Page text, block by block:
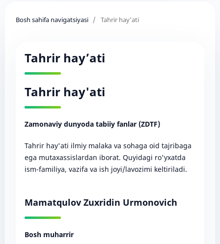
Bosh sahifa navigatsiyasi / Tahrir hay’ati
Tahrir hay’ati
Tahrir hay'ati
Zamonaviy dunyoda tabiiy fanlar (ZDTF)
Tahrir hay'ati ilmiy malaka va sohaga oid tajribaga
ega mutaxassislardan iborat. Quyidagi ro'yxatda
ism-familiya, vazifa va ish joyi/lavozimi keltiriladi.
Mamatqulov Zuxridin Urmonovich
Bosh muharrir